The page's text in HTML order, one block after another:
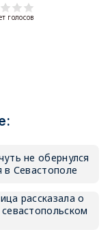
голосов
не обернулся
в Севастополе
рассказала о